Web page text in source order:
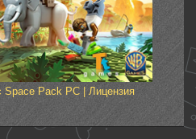
Space Pack PC | Лицензия